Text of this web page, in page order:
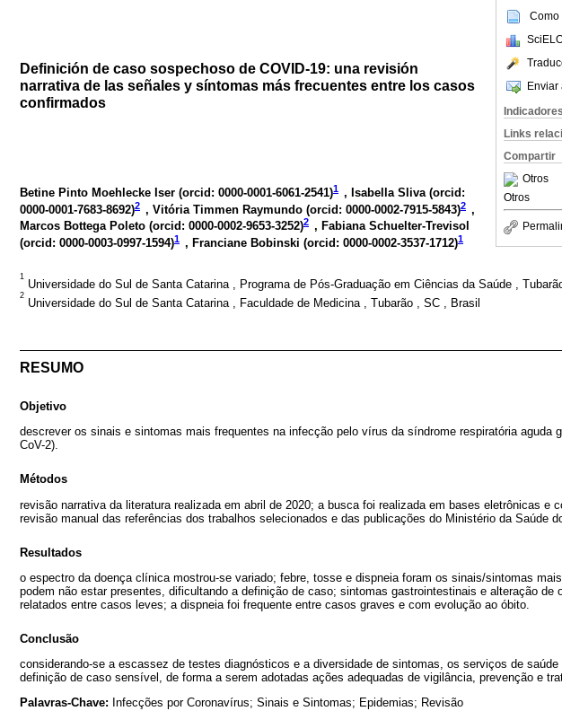
Como
Enviar
Links
Compartir
Otros
Otros
Definición de caso sospechoso de COVID-19: una revisión
narrativa de las señales y síntomas más frecuentes entre los casos
confirmados
Betine Pinto Moehlecke Iser (orcid: 0000-0001-6061-2541)1 , Isabella Sliva (orcid:
0000-0001-7683-8692)2 , Vitória Timmen Raymundo (orcid: 0000-0002-7915-5843)2 ,
Marcos Bottega Poleto (orcid: 0000-0002-9653-3252)2 , Fabiana Schuelter-Trevisol
(orcid: 0000-0003-0997-1594)1 , Franciane Bobinski (orcid: 0000-0002-3537-1712)1
1
Universidade do Sul de Santa Catarina , Programa de Pós-Graduação em Ciências da Saúde ,
2
Universidade do Sul de Santa Catarina , Faculdade de Medicina , Tubarão , SC , Brasil
RESUMO
Objetivo
descrever os sinais e sintomas mais frequentes na infecção pelo vírus da síndrome respiratória aguda
CoV-2).
Métodos
revisão narrativa da literatura realizada em abril de 2020; a busca foi realizada em bases eletrônicas e
revisão manual das referências dos trabalhos selecionados e das publicações do Ministério da Saúde
Resultados
o espectro da doença clínica mostrou-se variado; febre, tosse e dispneia foram os sinais/sintomas
podem não estar presentes, dificultando a definição de caso; sintomas gastrointestinais e alteração de
relatados entre casos leves; a dispneia foi frequente entre casos graves e com evolução ao óbito.
Conclusão
considerando-se a escassez de testes diagnósticos e a diversidade de sintomas, os serviços de
definição de caso sensível, de forma a serem adotadas ações adequadas de vigilância, prevenção e
Palavras-Chave: Infecções por Coronavírus; Sinais e Sintomas; Epidemias; Revisão